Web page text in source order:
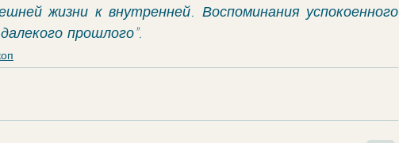
жизни к внутренней. Воспоминания успокоенного
прошлого".